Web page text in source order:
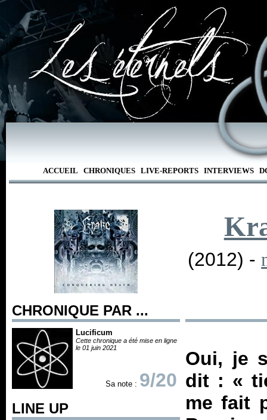
ACCUEIL CHRONIQUES LIVE-REPORTS INTERVIEWS
CHRONIQUE PAR ...
Lucificum
Cette chronique a été mise en ligne
le 01 juin 2021
Sa note : 9/20
LINE UP
(2012) -
Oui, je
dit : «
me fait